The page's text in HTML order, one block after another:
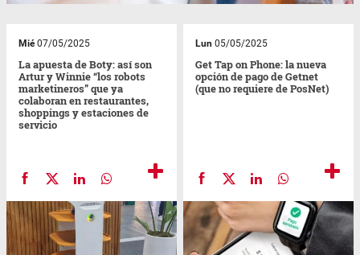
Mié07/05/2025
La apuesta de Boty: así son
Artur y Winnie “los robots
marketineros” que ya
colaboran en restaurantes,
shoppings y estaciones de
servicio
Lun 05/05/2025
Get Tap on Phone: la nueva
opción de pago de Getnet
(que no requiere de PosNet)